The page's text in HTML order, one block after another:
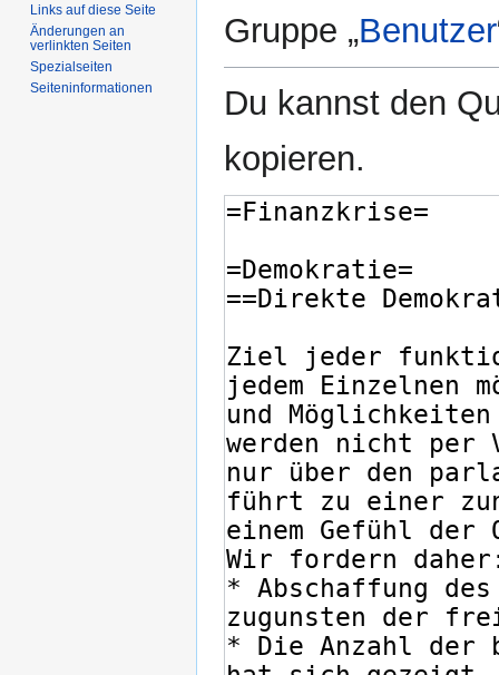
Gruppe „Benutzer
Du kannst den
kopieren.
Links auf diese Seite
Änderungen an
verlinkten Seiten
Spezialseiten
Seiten­­informationen